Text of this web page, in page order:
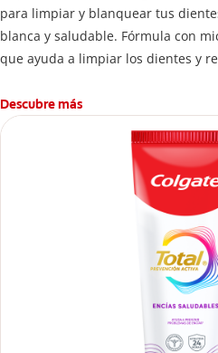
para limpiar y blanquear tus
blanca y saludable. Fórmula con
que ayuda a limpiar los dientes y
¿Qué hace el carbón activado en
se usa para ayudar a remover
También encontrarás cómo
viaje, con tips de cepillado para
Descubre más